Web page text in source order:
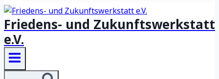
Friedens- und Zukunftswerkstatt
e.V.